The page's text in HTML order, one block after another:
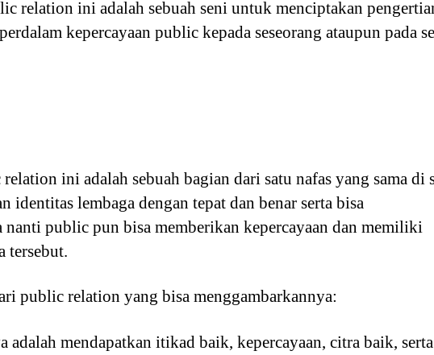
relation ini adalah sebuah seni untuk menciptakan
kepercayaan public kepada seseorang ataupun pada
ini adalah sebuah bagian dari satu nafas yang sama di
identitas lembaga dengan tepat dan benar serta bisa
public pun bisa memberikan kepercayaan dan memiliki
tersebut.
public relation yang bisa menggambarkannya:
adalah mendapatkan itikad baik, kepercayaan, citra baik,